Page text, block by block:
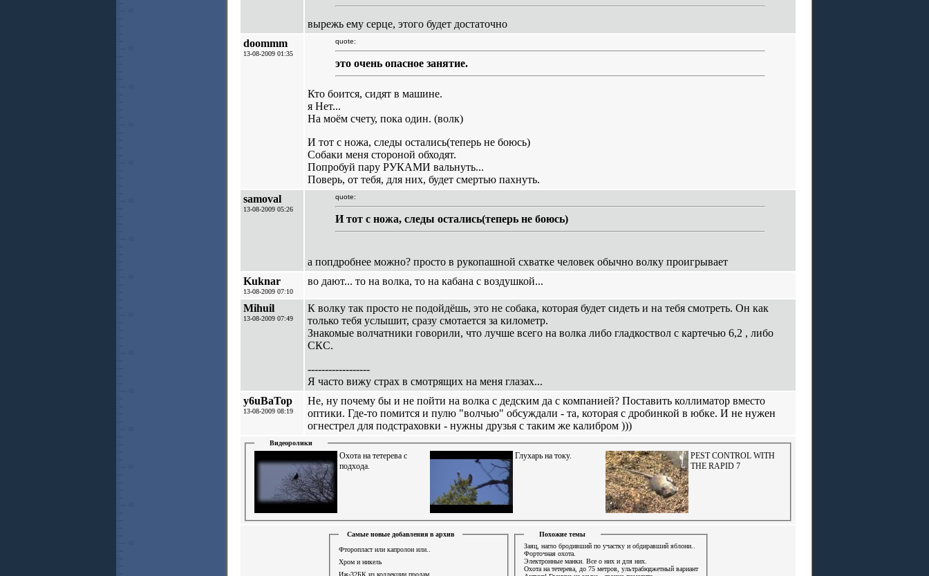
вырежь ему серце, этого будет достаточно
doommm
13-08-2009 01:35
quote:
это очень опасное занятие.
Кто боится, сидят в машине.
я Нет...
На моём счету, пока один. (волк)
И тот с ножа, следы остались(теперь не боюсь)
Собаки меня стороной обходят.
Попробуй пару РУКАМИ вальнуть...
Поверь, от тебя, для них, будет смертью пахнуть.
samoval
13-08-2009 05:26
quote:
И тот с ножа, следы остались(теперь не боюсь)
а попдробнее можно? просто в рукопашной схватке человек обычно волку проигрывает
Kuknar
13-08-2009 07:10
во дают... то на волка, то на кабана с воздушкой...
Mihuil
13-08-2009 07:49
К волку так просто не подойдёшь, это не собака, которая будет сидеть и на тебя смотреть. Он как
только тебя услышит, сразу смотается за километр.
Знакомые волчатники говорили, что лучше всего на волка либо гладкоствол с картечью 6,2 , либо
СКС.
------------------
Я часто вижу страх в смотрящих на меня глазах...
y6uBaTop
13-08-2009 08:19
Не, ну почему бы и не пойти на волка с дедским да с компанией? Поставить коллиматор вместо
оптики. Где-то помится и пулю "волчью" обсуждали - та, которая с дробинкой в юбке. И не нужен
огнестрел для подстраховки - нужны друзья с таким же калибром )))
Видеоролики
Охота на тетерева с
подхода.
Глухарь на току.
PEST CONTROL WITH
THE RAPID 7
Самые новые добавления в архив
Фторопласт или капролон или..
Хром и никель
Иж-32БК из коллекции продам
Похожие темы
Заяц, нагло бродивший по участку и обдиравший яблони..
Форточная охота.
Электронные манки. Все о них и для них.
Охота на тетерева, до 75 метров, ультрабюджетный вариант